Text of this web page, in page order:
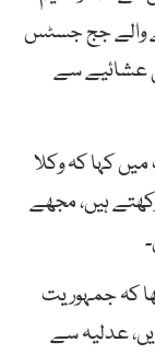
والے جج جسٹس
عشائیے سے
کہا کہ وکلا
ہیں، مجھے
کہ جمہوریت
عدلیہ سے